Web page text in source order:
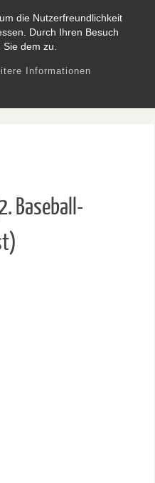
die Nutzerfreundlichkeit
Durch Ihren Besuch
dem zu.
Informationen
UND SOFTBALL IN
Baseball-